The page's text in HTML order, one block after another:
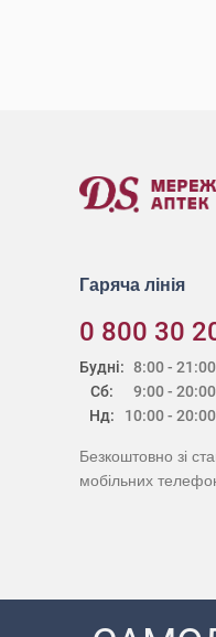
Гаряча лінія
0 800 30
Будні:
Сб:
Нд:
8:00 - 21:00
9:00 - 20:00
10:00 - 20:00
Безкоштовно зі
мобільних